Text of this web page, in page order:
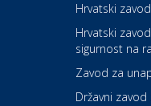
Povoljnosti
Dental
Hrvatski
Hrvatski
sigurnost na
Zavod za
Državni